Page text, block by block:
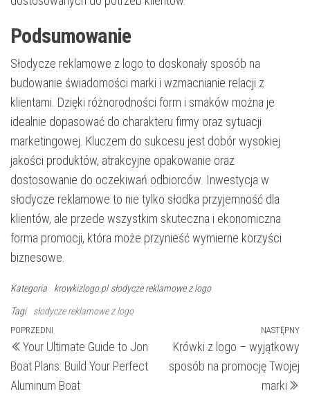
Podsumowanie
Słodycze reklamowe z logo to doskonały sposób na
budowanie świadomości marki i wzmacnianie relacji z
klientami. Dzięki różnorodności form i smaków można je
idealnie dopasować do charakteru firmy oraz sytuacji
marketingowej. Kluczem do sukcesu jest dobór wysokiej
jakości produktów, atrakcyjne opakowanie oraz
dostosowanie do oczekiwań odbiorców. Inwestycja w
słodycze reklamowe to nie tylko słodka przyjemność dla
klientów, ale przede wszystkim skuteczna i ekonomiczna
forma promocji, która może przynieść wymierne korzyści
biznesowe.
Kategoria krowkizlogo.pl słodycze reklamowe z logo
Tagi słodycze reklamowe z logo
Nawigacja
wpisu
Poprzedni
wpis
POPRZEDNI
Your Ultimate Guide to Jon
Boat Plans: Build Your Perfect
Aluminum Boat
NASTĘPNY
Krówki z logo – wyjątkowy
sposób na promocję Twojej
marki